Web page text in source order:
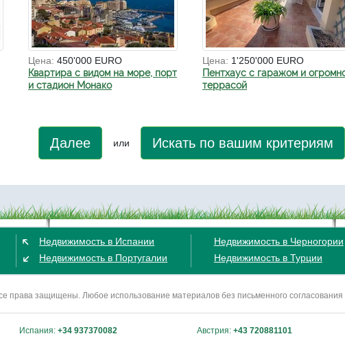
Цена: 450'000 EURO
Квартира с видом на море, порт
и стадион Монако
Цена: 1'250'000 EURO
Пентхаус с гаражом и
террасой
Далее или Искать по вашим критериям
Недвижимость в Испании
Недвижимость в Португалии
Недвижимость в Черногории
Недвижимость в Турции
права защищены. Любое использование материалов без письменного
Испания: +34 937370082 Австрия: +43 720881101